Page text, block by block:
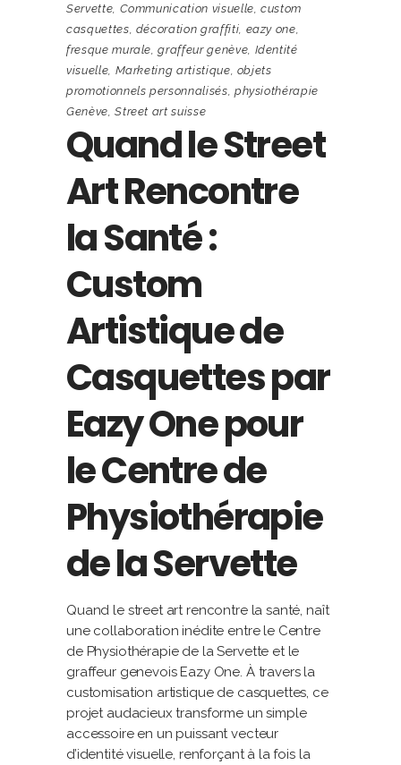
Servette Communication visuelle ,custom
casquettes décoration graffiti eazy one
fresque murale ,graffeur genève Identité
visuelle Marketing artistique objets
promotionnels personnalisés physiothérapie
Genève ,Street art suisse
Quand le Street
Art Rencontre
la Santé :
Custom
Artistique de
Casquettes par
Eazy One pour
le Centre de
Physiothérapie
de la Servette
Quand le street art rencontre la santé, naît
une collaboration inédite entre le Centre
de Physiothérapie de la Servette et le
graffeur genevois Eazy One. À travers la
customisation artistique de casquettes, ce
projet audacieux transforme un simple
accessoire en un puissant vecteur
d’identité visuelle, renforçant à la fois la